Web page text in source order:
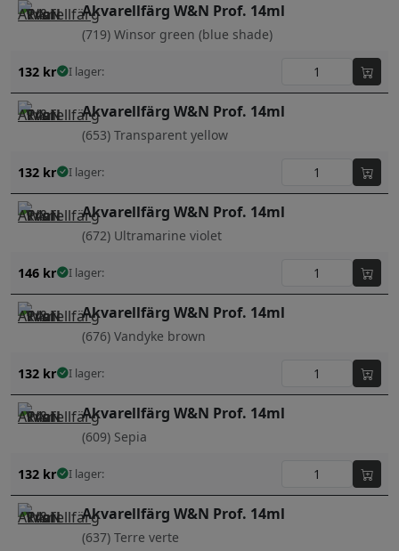
Akvarellfärg W&N Prof. 14ml
(719) Winsor green (blue shade)
132 kr I lager:
Akvarellfärg W&N Prof. 14ml
(653) Transparent yellow
132 kr I lager:
Akvarellfärg W&N Prof. 14ml
(672) Ultramarine violet
146 kr I lager:
Akvarellfärg W&N Prof. 14ml
(676) Vandyke brown
132 kr I lager:
Akvarellfärg W&N Prof. 14ml
(609) Sepia
132 kr I lager:
Akvarellfärg W&N Prof. 14ml
(637) Terre verte